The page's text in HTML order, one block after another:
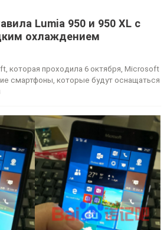
Lumia 950 и 950 XL с
охлаждением
которая проходила 6 октября, Microsoft
смартфоны, которые будут оснащаться